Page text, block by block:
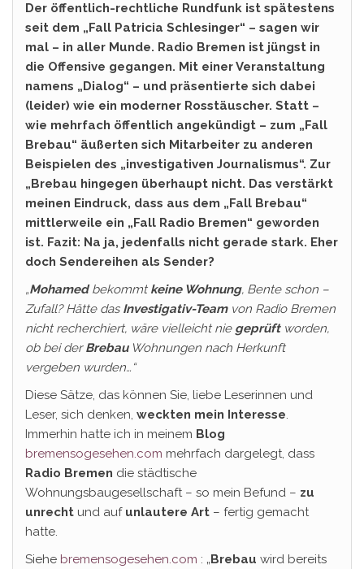
Der öffentlich-rechtliche Rundfunk ist spätestens
seit dem „Fall Patricia Schlesinger“ – sagen wir
mal – in aller Munde. Radio Bremen ist jüngst in
die Offensive gegangen. Mit einer Veranstaltung
namens „Dialog“ – und präsentierte sich dabei
(leider) wie ein moderner Rosstäuscher. Statt –
wie mehrfach öffentlich angekündigt – zum „Fall
Brebau“ äußerten sich Mitarbeiter zu anderen
Beispielen des „investigativen Journalismus“. Zur
„Brebau hingegen überhaupt nicht. Das verstärkt
meinen Eindruck, dass aus dem „Fall Brebau“
mittlerweile ein „Fall Radio Bremen“ geworden
ist. Fazit: Na ja, jedenfalls nicht gerade stark. Eher
doch Sendereihen als Sender?
„Mohamedbekommt keine Wohnung, Bente schon –
Zufall? Hätte das Investigativ-Teamvon Radio Bremen
nicht recherchiert, wäre vielleicht nie geprüftworden,
ob bei derBrebauWohnungen nach Herkunft
vergeben wurden…“
Diese Sätze, das können Sie, liebe Leserinnen und
Leser, sich denken, weckten mein Interesse.
Immerhin hatte ich in meinem Blog
bremensogesehen.com mehrfach dargelegt, dass
Radio Bremen die städtische
Wohnungsbaugesellschaft – so mein Befund – zu
unrecht und auf unlautere Art – fertig gemacht
hatte.
Siehe bremensogesehen.com : „Brebau wird bereits